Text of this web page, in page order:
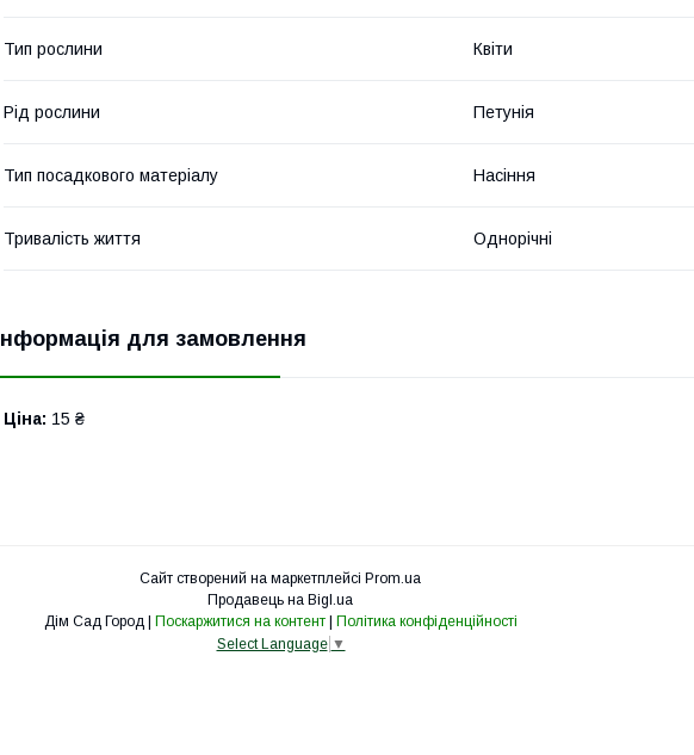
Тип рослини Квіти
Рід рослини Петунія
Тип посадкового матеріалу Насіння
Тривалість життя Однорічні
Інформація для замовлення
Ціна: 15 ₴
Сайт створений на маркетплейсі Prom.ua
Продавець на Bigl.ua
Поскаржитися на контент
Політика конфіденційності
Select Language ▼